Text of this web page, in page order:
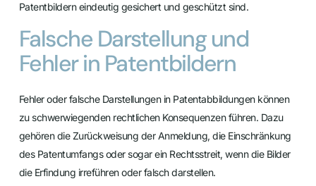
Patentbildern eindeutig gesichert und geschützt sind.
Falsche Darstellung und
Fehler in Patentbildern
Fehler oder falsche Darstellungen in Patentabbildungen können
zu schwerwiegenden rechtlichen Konsequenzen führen. Dazu
gehören die Zurückweisung der Anmeldung, die Einschränkung
des Patentumfangs oder sogar ein Rechtsstreit, wenn die Bilder
die Erfindung irreführen oder falsch darstellen.